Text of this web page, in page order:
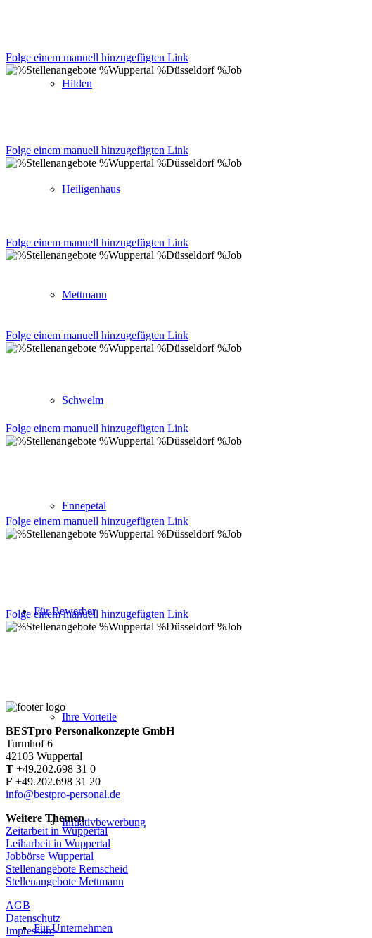
Hilden
Heiligenhaus
Mettmann
Schwelm
Ennepetal
Für Bewerber
Ihre Vorteile
Initiativbewerbung
Für Unternehmen
Folge einem manuell hinzugefügten Link
Folge einem manuell hinzugefügten Link
Folge einem manuell hinzugefügten Link
Folge einem manuell hinzugefügten Link
Folge einem manuell hinzugefügten Link
Folge einem manuell hinzugefügten Link
Folge einem manuell hinzugefügten Link
BESTpro Personalkonzepte GmbH
Turmhof 6
42103 Wuppertal
T +49.202.698 31 0
F +49.202.698 31 20
info@bestpro-personal.de
Weitere Themen
Zeitarbeit in Wuppertal
Leiharbeit in Wuppertal
Jobbörse Wuppertal
Stellenangebote Remscheid
Stellenangebote Mettmann
AGB
Datenschutz
Impressum